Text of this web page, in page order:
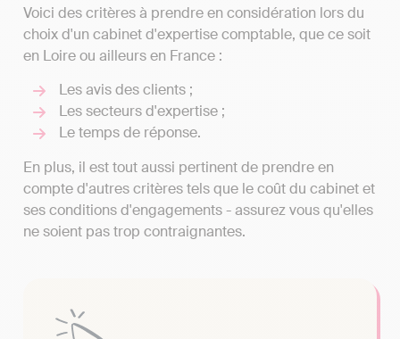
Voici des critères à prendre en considération lors du
choix d'un cabinet d'expertise comptable, que ce soit
en Loire ou ailleurs en France :
Les avis des clients ;
Les secteurs d'expertise ;
Le temps de réponse.
En plus, il est tout aussi pertinent de prendre en
compte d'autres critères tels que le coût du cabinet et
ses conditions d'engagements - assurez vous qu'elles
ne soient pas trop contraignantes.